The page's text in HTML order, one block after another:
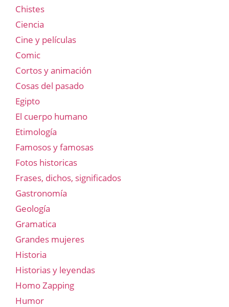
Chistes
Ciencia
Cine y películas
Comic
Cortos y animación
Cosas del pasado
Egipto
El cuerpo humano
Etimología
Famosos y famosas
Fotos historicas
Frases, dichos, significados
Gastronomía
Geología
Gramatica
Grandes mujeres
Historia
Historias y leyendas
Homo Zapping
Humor